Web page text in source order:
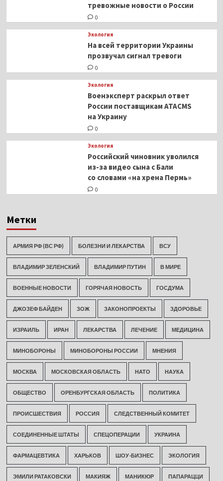
тревожные новости о России
0
Экология
На всей территории Украины
прозвучал сигнал тревоги
0
Экология
Военэксперт раскрыл ответ
России поставщикам ATACMS
на Украину
0
Экология
Российский чиновник уволился
из-за видео сына с Бали
со словами «на хрена Пермь»
0
Метки
АРМИЯ РФ (ВС РФ) БОЛЕЗНИ И ЛЕКАРСТВА ВСУ
ВЛАДИМИР ЗЕЛЕНСКИЙ ВЛАДИМИР ПУТИН В МИРЕ
ВОЕННЫЕ НОВОСТИ ГОРЯЧАЯ НОВОСТЬ ГОСДУМА
ДЖОЗЕФ БАЙДЕН ЗОЖ ЗАКОНОПРОЕКТЫ ЗДОРОВЬЕ
ИЗРАИЛЬ ИРАН ЛЕКАРСТВА ЛЕЧЕНИЕ МЕДИЦИНА
МИНОБОРОНЫ МИНОБОРОНЫ РОССИИ МНЕНИЯ
МОСКВА МОСКОВСКАЯ ОБЛАСТЬ НАТО НАУКА
ОБЩЕСТВО ОРЕНБУРГСКАЯ ОБЛАСТЬ ПОЛИТИКА
ПРОИСШЕСТВИЯ РОССИЯ СЛЕДСТВЕННЫЙ КОМИТЕТ
СОЕДИНЕННЫЕ ШТАТЫ СПЕЦОПЕРАЦИИ УКРАИНА
ФАРМАЦЕВТИКА ХАРЬКОВ ШОУ-БИЗНЕС ЭКОЛОГИЯ
ЭМИЛИ РАТАКОВСКИ МАКИЯЖ МАНИКЮР ПАПАРАЦЦИ